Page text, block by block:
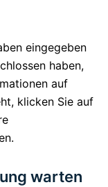
eingegeben
haben,
auf
klicken Sie auf
warten